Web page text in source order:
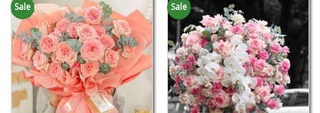
Sale Sale